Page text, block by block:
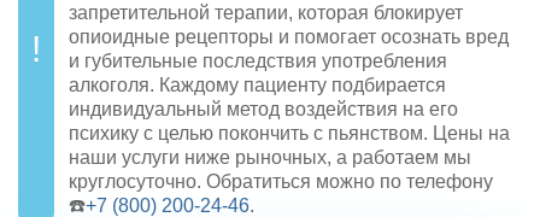
запретительной терапии, которая блокирует
опиоидные рецепторы и помогает осознать вред
и губительные последствия употребления
алкоголя. Каждому пациенту подбирается
индивидуальный метод воздействия на его
психику с целью покончить с пьянством. Цены на
наши услуги ниже рыночных, а работаем мы
круглосуточно. Обратиться можно по телефону
☎️+7 (800) 200-24-46.